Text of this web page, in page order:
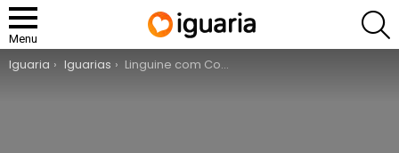
Menu
You are here:
Iguaria Iguarias Linguine com Costeleta do Fundo